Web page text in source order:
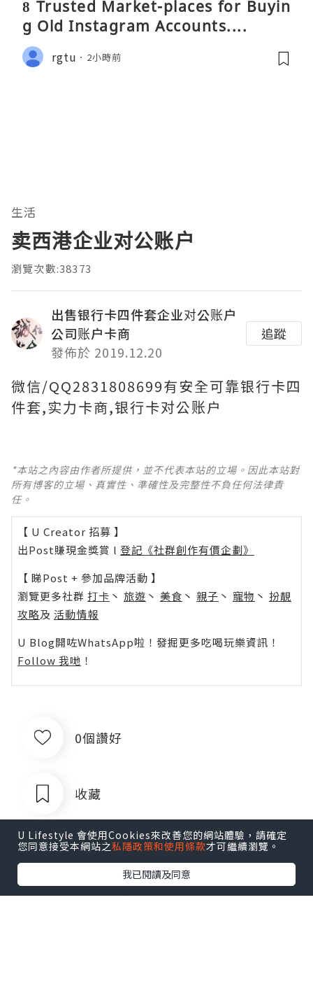
8 Trusted Market-places for Buyin
g Old Instagram Accounts....
rgtu 2小時前
生活
卖西港企业对公账户
瀏覽次數:38373
出售银行卡四件套企业对公账户
公司账户卡商
發佈於 2019.12.20
追蹤
微信/QQ2831808699有安全可靠银行卡四
件套,实力卡商,银行卡对公账户
*本站之內容由作者所提供，並不代表本站的立場。因此本站對
所有博客的立場、真實性、準確性及完整性不負任何法律責
任。
【 U Creator 招募 】
出Post賺現金獎賞 l 登記《社群創作有價企劃》
【 睇Post + 參加品牌活動 】
瀏覽更多社群 打卡 丶 旅遊 丶 美食 丶 親子 丶 寵物 丶 扮靚
攻略及 活動情報
U Blog開咗WhatsApp啦！發掘更多吃喝玩樂資訊！
Follow 我哋 ！
0個讚好
收藏
U Lifestyle 會使用Cookies來改善您的網站體驗，請確定
您同意接受本網站之私隱政策和使用條款才可繼續瀏覽。
我已閱讀及同意